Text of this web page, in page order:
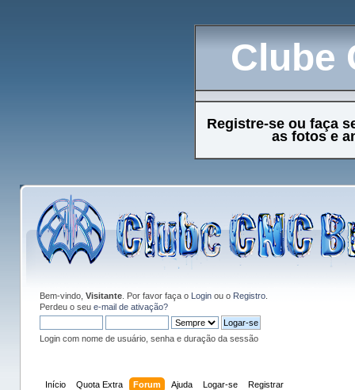
Clube
Registre-se ou faça
as fotos e
Bem-vindo, Visitante. Por favor faça o Loginou o Registro.
Perdeu o seu e-mail de ativação?
Login com nome de usuário, senha e duração da sessão
Início Quota Extra Forum Ajuda Logar-se Registrar